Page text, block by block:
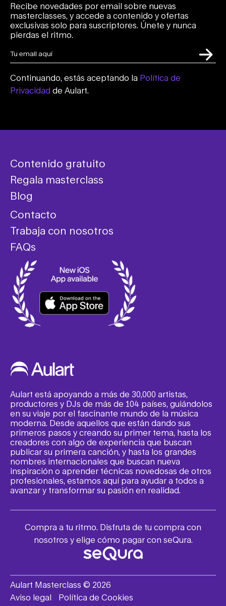
Recibe novedades por email sobre nuevas
masterclasses, y accede a contenido y ofertas
exclusivas solo para suscriptores. Únete y nunca
pierdas el ritmo.
Continuando, estás aceptando la Política de
Privacidad de Aulart.
Contenido gratuito
Regala masterclass
Blog
Contacto
Trabaja con nosotros
FAQs
Aulart está apoyando a más de 30,000 artistas,
productores y DJs de más de 104 países, guiándolos
en su viaje por el fascinante mundo de la música
moderna. Desde aquellos que están dando sus
primeros pasos y creando su primer tema, hasta los
creadores con algo de experiencia que buscan
publicar su primera canción, y hasta los grandes
nombres internacionales que buscan nueva
inspiración o aprender técnicas novedosas de otros
profesionales, estamos aquí para ayudar a todos a
avanzar y transformar su pasión en realidad.
Compra a tu ritmo. Disfruta de tu compra con
nosotros y elige cómo pagar con seQura.
Aulart Masterclass © 2026
Aviso legal
Política de Cookies